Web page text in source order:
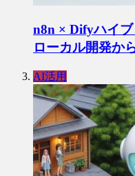
n8n × Difyハイ
ローカル開発か
AI活用